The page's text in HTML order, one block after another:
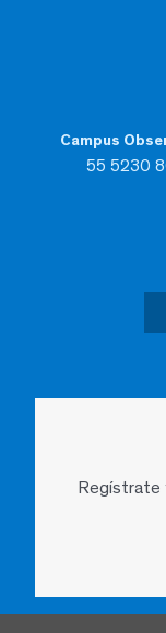
Campus
55 5230
Regístrate